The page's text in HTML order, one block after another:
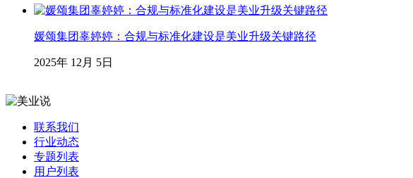
媛颂集团辜婷婷：合规与标准化建设是美业升级关键路径
2025年 12月 5日
联系我们
行业动态
专题列表
用户列表